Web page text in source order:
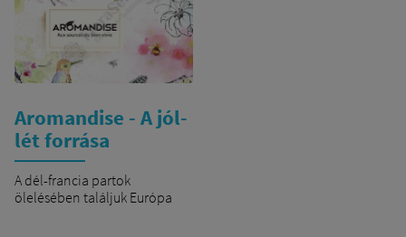
Aromandise - A jól-
lét forrása
A dél-francia partok
ölelésében találjuk Európa